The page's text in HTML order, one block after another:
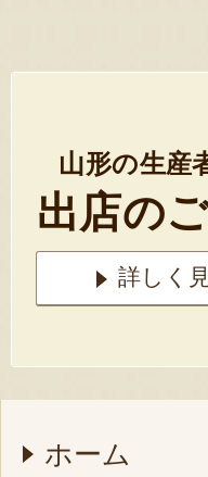
山形の生産
出店の
詳しく
ホーム